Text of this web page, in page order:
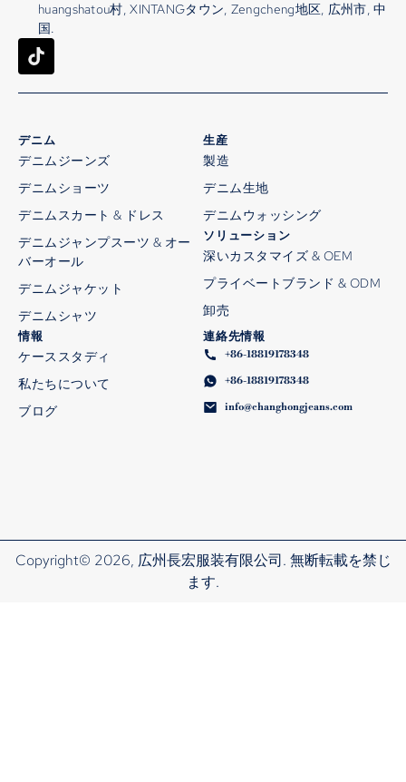
huangshatou村, XINTANGタウン, Zengcheng地区, 広州市, 中
国.
デニム
デニムジーンズ
デニムショーツ
デニムスカート & ドレス
デニムジャンプスーツ & オー
バーオール
デニムジャケット
デニムシャツ
生産
製造
デニム生地
デニムウォッシング
ソリューション
深いカスタマイズ & OEM
プライベートブランド & ODM
卸売
情報
ケーススタディ
私たちについて
ブログ
連絡先情報
+86-18819178348
+86-18819178348
info@changhongjeans.com
Copyright© 2026, 広州長宏服装有限公司. 無断転載を禁じ
ます.